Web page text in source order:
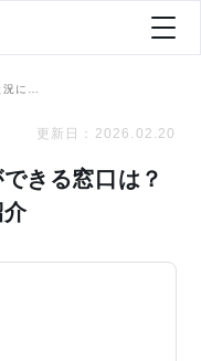
更新日： 2026.02.20
きる窓口は？
介